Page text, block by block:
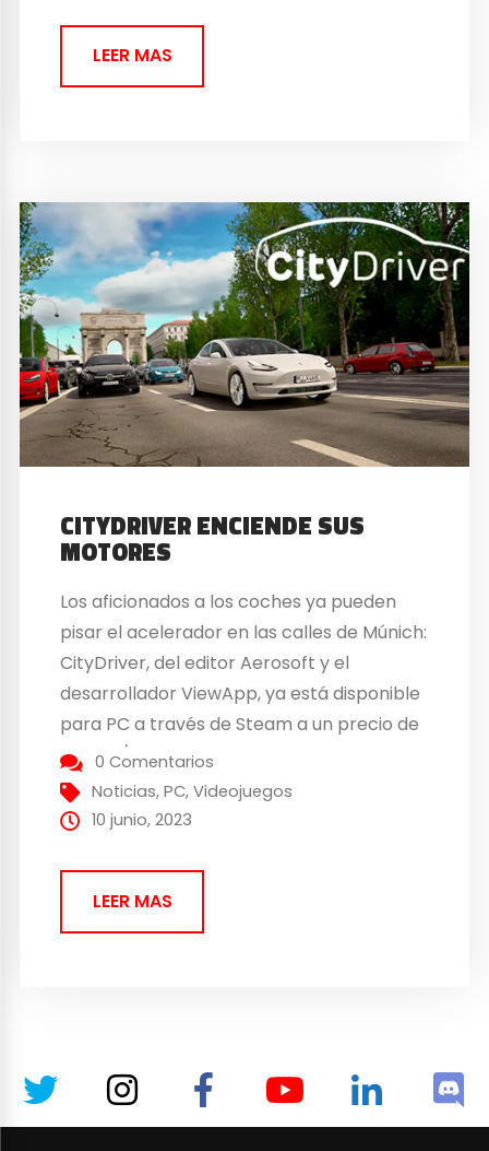
de la diversión de una conducción cómoda
LEER MAS
CITYDRIVER ENCIENDE SUS
MOTORES
Los aficionados a los coches ya pueden
pisar el acelerador en las calles de Múnich:
CityDriver, del editor Aerosoft y el
desarrollador ViewApp, ya está disponible
para PC a través de Steam a un precio de
29,50 £/34,95 €. Aquí puede verse un
nuevo tráiler en el siguiente LINK. En
CityDriver, los jugadores pueden elegir...
0 Comentarios
Noticias,PC,Videojuegos
10 junio, 2023
LEER MAS